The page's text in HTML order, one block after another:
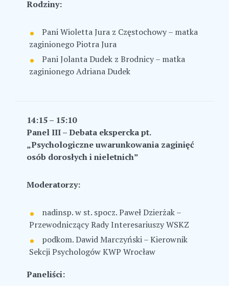
Rodziny:
Pani Wioletta Jura z Częstochowy – matka
zaginionego Piotra Jura
Pani Jolanta Dudek z Brodnicy – matka
zaginionego Adriana Dudek
14:15 – 15:10
Panel III – Debata ekspercka pt.
„Psychologiczne uwarunkowania zaginięć
osób dorosłych i nieletnich”
Moderatorzy:
nadinsp. w st. spocz. Paweł Dzierżak –
Przewodniczący Rady Interesariuszy WSKZ
podkom. Dawid Marczyński – Kierownik
Sekcji Psychologów KWP Wrocław
Paneliści: